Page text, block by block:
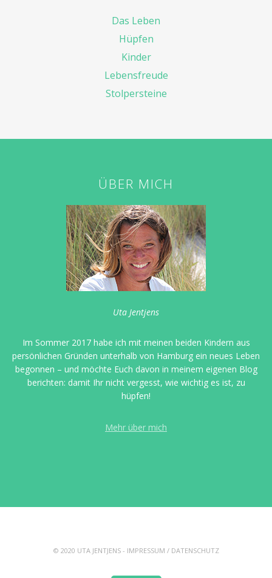
Das Leben
Hüpfen
Kinder
Lebensfreude
Stolpersteine
ÜBER MICH
Uta Jentjens
Im Sommer 2017 habe ich mit meinen beiden Kindern aus
persönlichen Gründen unterhalb von Hamburg ein neues Leben
begonnen – und möchte Euch davon in meinem eigenen Blog
berichten: damit Ihr nicht vergesst, wie wichtig es ist, zu
hüpfen!
Mehr über mich
© 2020 UTA JENTJENS - IMPRESSUM / DATENSCHUTZ